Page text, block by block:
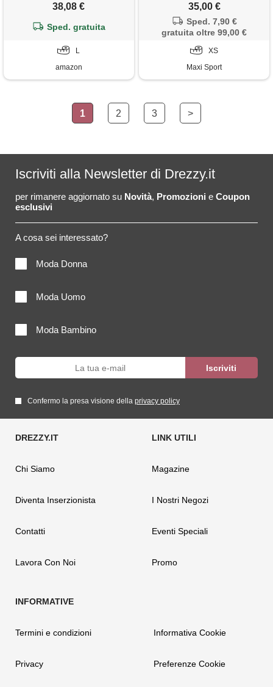
38,08 €
Sped. gratuita
L
amazon
35,00 €
Sped. 7,90 €
gratuita oltre 99,00 €
XS
Maxi Sport
1 2 3 >
Iscriviti alla Newsletter di Drezzy.it
per rimanere aggiornato su Novità, Promozioni e Coupon
esclusivi
A cosa sei interessato?
Moda Donna
Moda Uomo
Moda Bambino
Confermo la presa visione della privacy policy
Chi Siamo
Diventa Inserzionista
Contatti
Lavora Con Noi
Magazine
I Nostri Negozi
Eventi Speciali
Promo
Termini e condizioni
Privacy
Informativa Cookie
Preferenze Cookie